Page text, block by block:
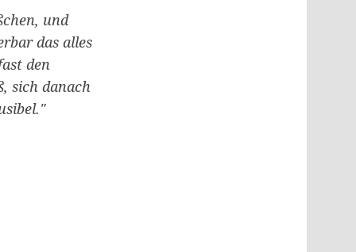
und
das alles
den
sich danach